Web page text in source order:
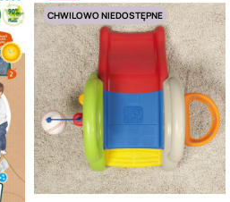
CHWILOWO NIEDOSTĘPNE